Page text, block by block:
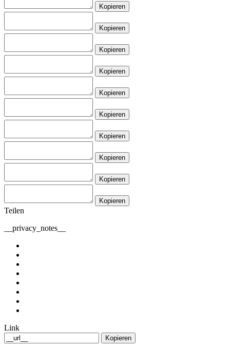
Kopieren
Kopieren
Kopieren
Kopieren
Kopieren
Kopieren
Kopieren
Kopieren
Kopieren
Kopieren
Teilen
__privacy_notes__
Link
Kopieren